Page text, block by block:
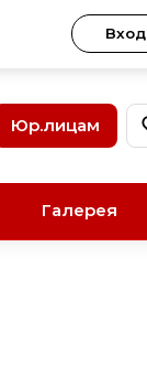
Вход
Юр.лицам
Галерея